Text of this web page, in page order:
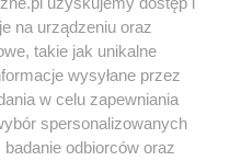
:)
na urządzeniu oraz
takie jak unikalne
wysyłane przez
w celu zapewniania
spersonalizowanych
odbiorców oraz